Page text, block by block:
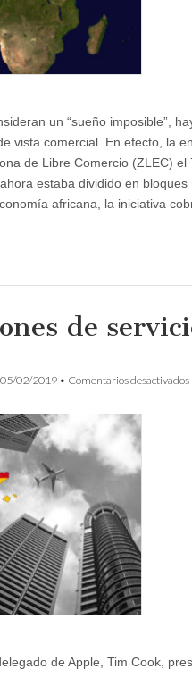
un “sueño imposible”,
vista comercial. En efecto, la
de Libre Comercio (ZLEC)
estaba dividido en
africana, la iniciativa
de
05/02/2019 • Comentarios desactivados
de Apple, Tim Cook,